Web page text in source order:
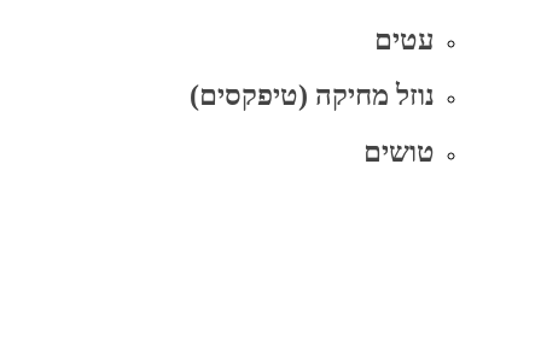
עטים
נוזל מחיקה (טיפקסים)
טושים